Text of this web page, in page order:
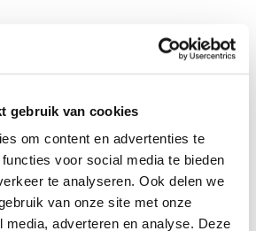
gebruik van cookies
om content en advertenties te
voor social media te bieden
te analyseren. Ook delen we
van onze site met onze
media, adverteren en analyse. Deze
Versterking voor FC Utrecht O19:
Jannick van der Laan leidt eerste
van nieuwe seizoen
ELFTALGEPUBLICEERD:
06 AUGUSTUS 2024